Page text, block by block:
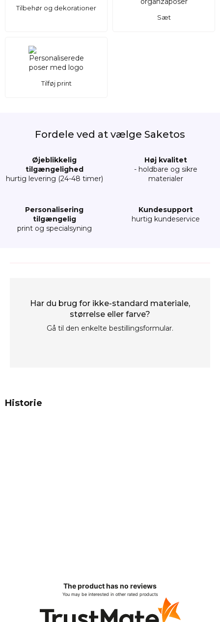
Tilbehør og dekorationer
Sæt
Tilføj print
Fordele ved at vælge Saketos
Øjeblikkelig
tilgængelighed
hurtig levering (24-48 timer)
Høj kvalitet
- holdbare og sikre
materialer
Personalisering
tilgængelig
print og specialsyning
Kundesupport
hurtig kundeservice
Har du brug for ikke-standard materiale,
størrelse eller farve?
Gå til den enkelte bestillingsformular.
Historie
The product has no reviews
You may be interested in other rated products